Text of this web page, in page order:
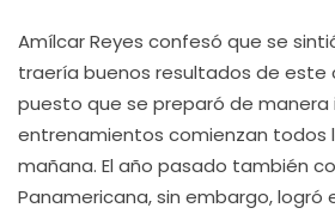
Amílcar Reyes confesó que se
traería buenos resultados de
puesto que se preparó de manera
entrenamientos comienzan todos
mañana. El año pasado también
Panamericana, sin embargo, logró